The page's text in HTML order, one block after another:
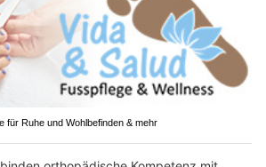
für Ruhe und Wohlbefinden & mehr